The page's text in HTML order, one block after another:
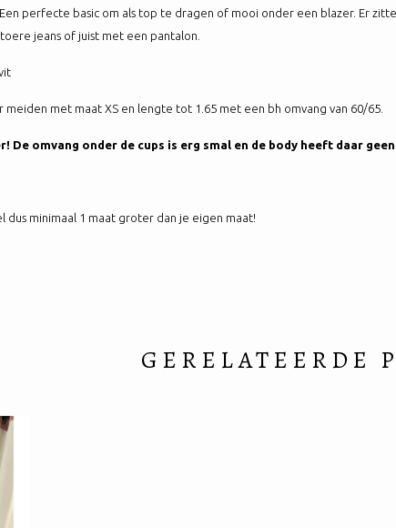
perfecte basic om als top te dragen of mooi onder een blazer. Er
jeans of juist met een pantalon.
meiden met maat XS en lengte tot 1.65 met een bh omvang van 60/65.
De omvang onder de cups is erg smal en de body heeft daar
dus minimaal 1 maat groter dan je eigen maat!
GERELATEERDE